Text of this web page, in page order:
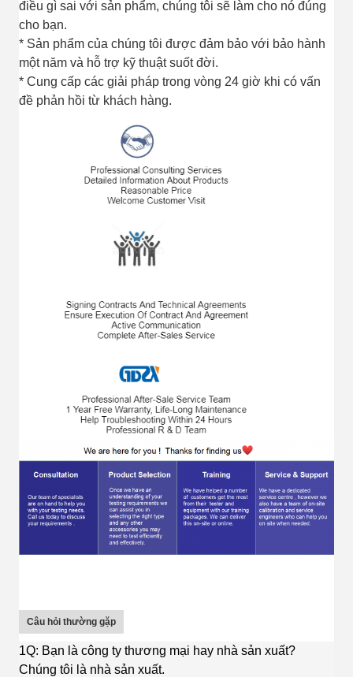
điều gì sai với sản phẩm, chúng tôi sẽ làm cho nó đúng
cho bạn.
* Sản phẩm của chúng tôi được đảm bảo với bảo hành
một năm và hỗ trợ kỹ thuật suốt đời.
* Cung cấp các giải pháp trong vòng 24 giờ khi có vấn
đề phản hồi từ khách hàng.
Câu hỏi thường gặp
1Q: Bạn là công ty thương mại hay nhà sản xuất?
Chúng tôi là nhà sản xuất.